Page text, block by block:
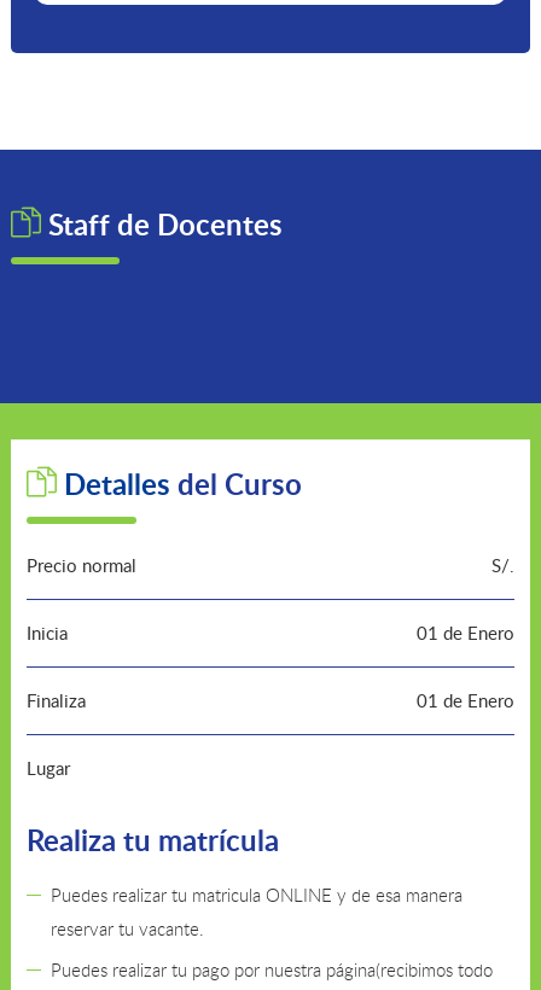
Staff de Docentes
Detalles del Curso
Precio normal S/.
Inicia 01 de Enero
Finaliza 01 de Enero
Lugar
Realiza tu matrícula
Puedes realizar tu matricula ONLINE y de esa manera
reservar tu vacante.
Puedes realizar tu pago por nuestra página(recibimos todo